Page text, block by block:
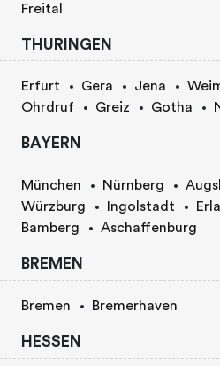
Freital
THURINGEN
Erfurt Gera Jena
Ohrdruf
Greiz Gotha
BAYERN
München Nürnberg
Würzburg
Ingolstadt
Bamberg
Aschaffenburg
BREMEN
Bremen Bremerhaven
HESSEN